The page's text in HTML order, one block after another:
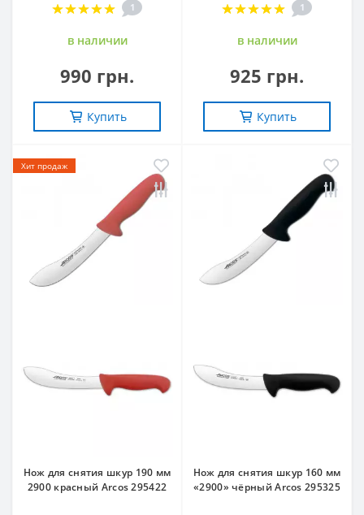
1
в наличии
990 грн.
Купить
1
в наличии
925 грн.
Купить
Хит продаж
Нож для снятия шкур 190 мм
2900 красный Arcos 295422
Нож для снятия шкур 160 мм
«2900» чёрный Arcos 295325